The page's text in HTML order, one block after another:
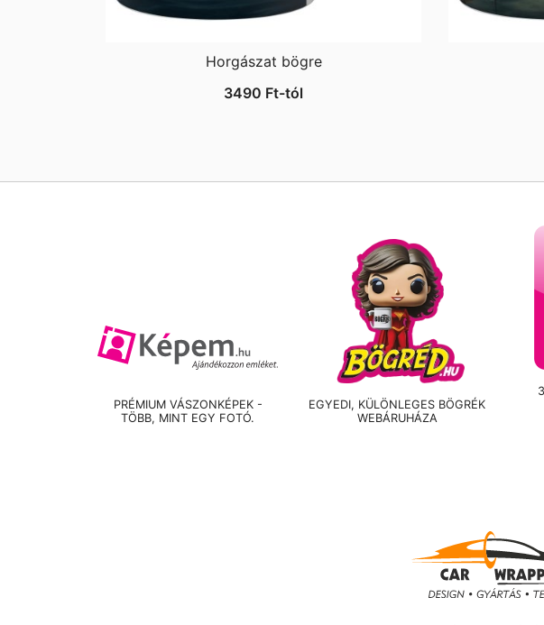
Horgászat bögre
3490 Ft-tól
PRÉMIUM VÁSZONKÉPEK -
TÖBB, MINT EGY FOTÓ.
EGYEDI, KÜLÖNLEGES BÖGRÉK
WEBÁRUHÁZA